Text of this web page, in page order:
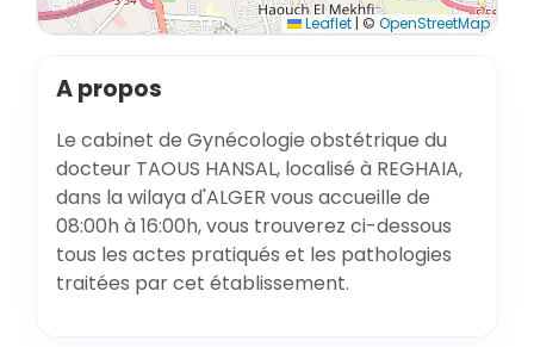
Leaflet | © OpenStreetMap
A propos
Le cabinet de Gynécologie obstétrique du
docteur TAOUS HANSAL, localisé à REGHAIA,
dans la wilaya d'ALGER vous accueille de
08:00h à 16:00h, vous trouverez ci-dessous
tous les actes pratiqués et les pathologies
traitées par cet établissement.